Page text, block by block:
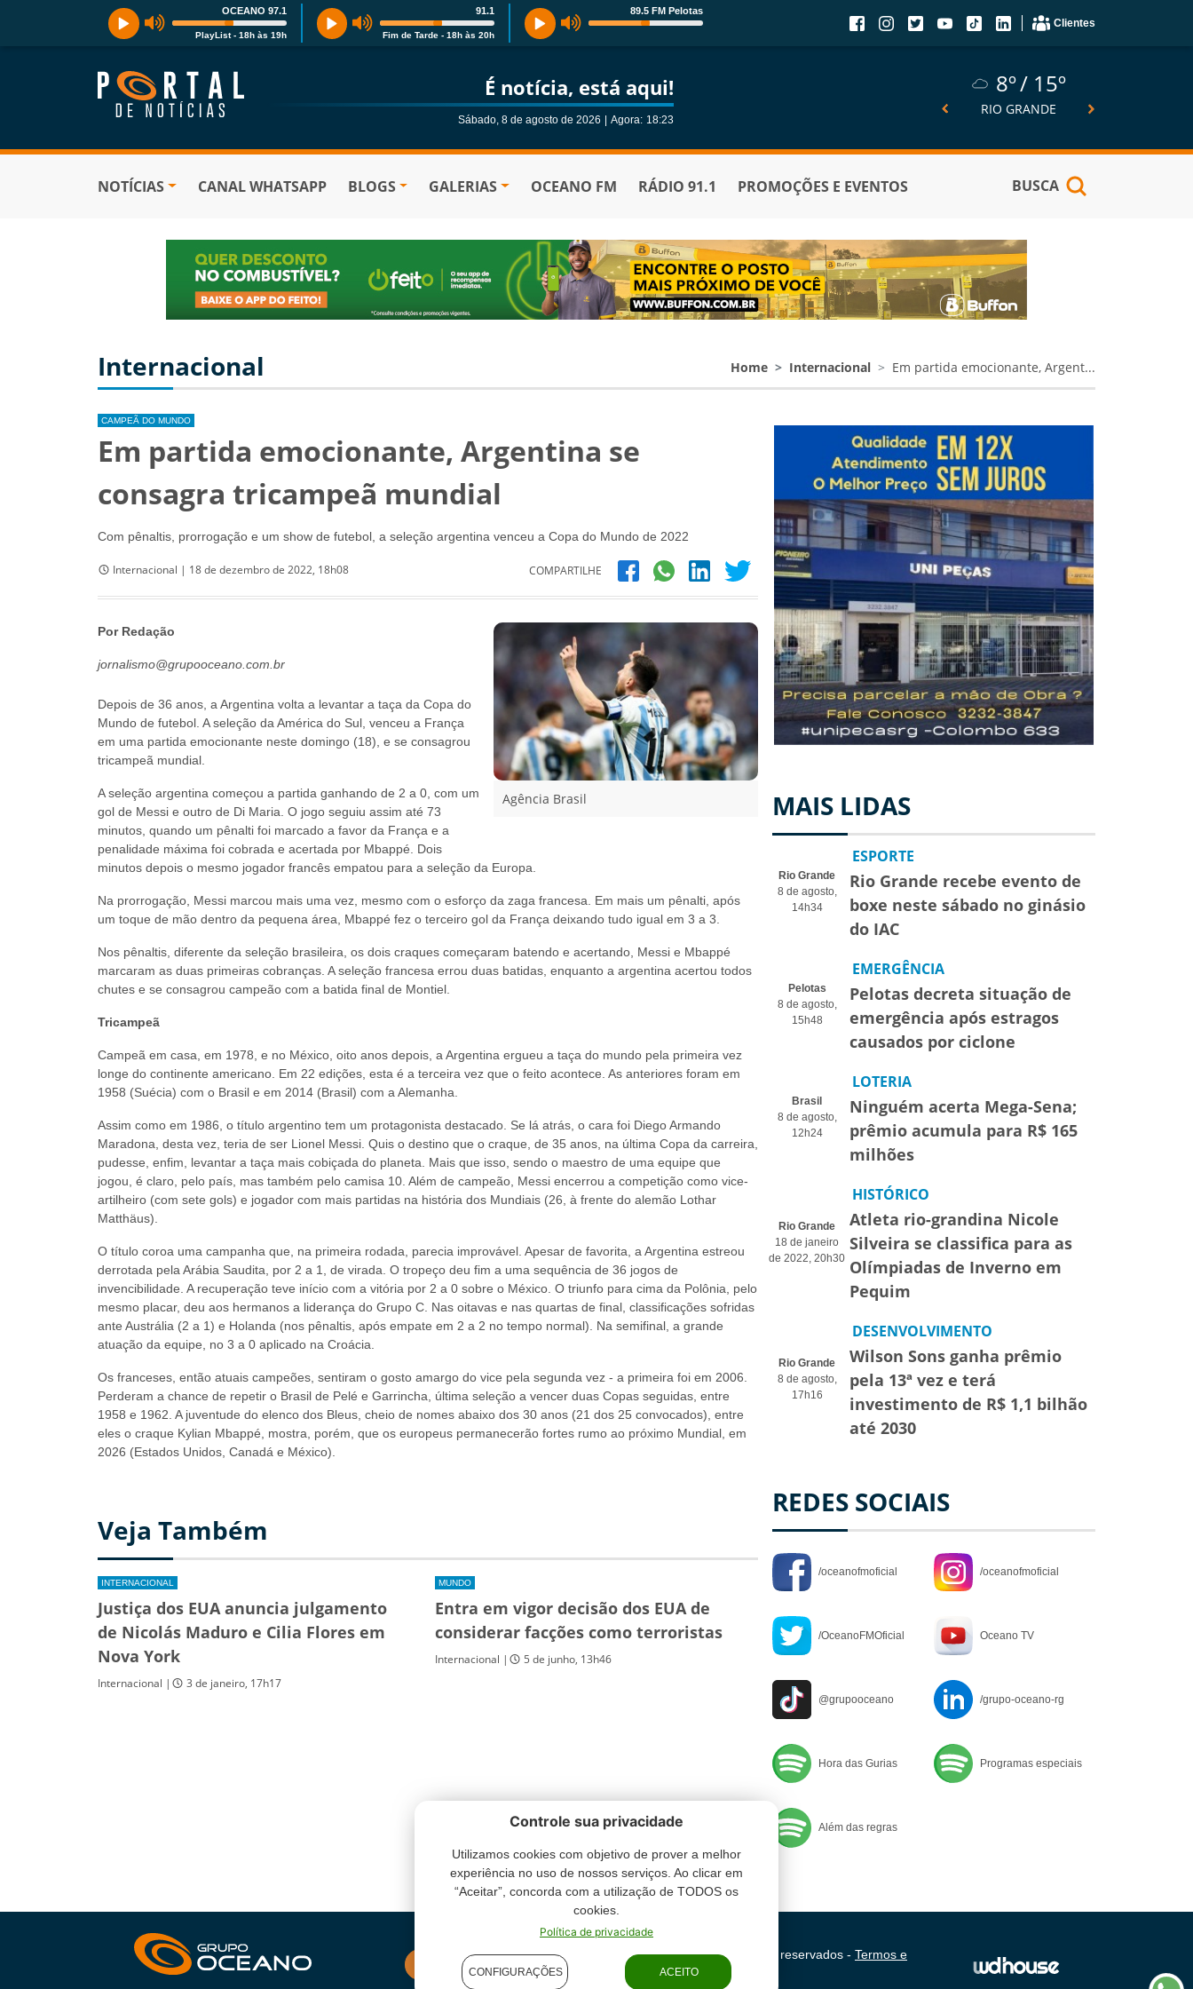
OCEANO 97.1
PlayList - 18h às 19h
91.1
Fim de Tarde - 18h às 20h
89.5 FM Pelotas
Clientes
É notícia, está aqui!
Sábado, 8 de agosto de 2026 | Agora: 18:23
8º 15º
RIO GRANDE
NOTÍCIAS CANAL WHATSAPP BLOGS GALERIAS OCEANO FM RÁDIO 91.1 PROMOÇÕES E EVENTOS BUSCA
Internacional Home Internacional Em partida emocionante, Argent...
CAMPEÃ DO MUNDO
Em partida emocionante, Argentina se
consagra tricampeã mundial
Com pênaltis, prorrogação e um show de futebol, a seleção argentina venceu a Copa do Mundo de 2022
Internacional | 18 de dezembro de 2022, 18h08 COMPARTILHE
Agência Brasil
Por Redação
jornalismo@grupooceano.com.br
Depois de 36 anos, a Argentina volta a levantar a taça da Copa do
Mundo de futebol. A seleção da América do Sul, venceu a França
em uma partida emocionante neste domingo (18), e se consagrou
tricampeã mundial.
A seleção argentina começou a partida ganhando de 2 a 0, com um
gol de Messi e outro de Di Maria. O jogo seguiu assim até 73
minutos, quando um pênalti foi marcado a favor da França e a
penalidade máxima foi cobrada e acertada por Mbappé. Dois
minutos depois o mesmo jogador francês empatou para a seleção da Europa.
Na prorrogação, Messi marcou mais uma vez, mesmo com o esforço da zaga francesa. Em mais um pênalti, após
um toque de mão dentro da pequena área, Mbappé fez o terceiro gol da França deixando tudo igual em 3 a 3.
Nos pênaltis, diferente da seleção brasileira, os dois craques começaram batendo e acertando, Messi e Mbappé
marcaram as duas primeiras cobranças. A seleção francesa errou duas batidas, enquanto a argentina acertou todos
chutes e se consagrou campeão com a batida final de Montiel.
Tricampeã
Campeã em casa, em 1978, e no México, oito anos depois, a Argentina ergueu a taça do mundo pela primeira vez
longe do continente americano. Em 22 edições, esta é a terceira vez que o feito acontece. As anteriores foram em
1958 (Suécia) com o Brasil e em 2014 (Brasil) com a Alemanha.
Assim como em 1986, o título argentino tem um protagonista destacado. Se lá atrás, o cara foi Diego Armando
Maradona, desta vez, teria de ser Lionel Messi. Quis o destino que o craque, de 35 anos, na última Copa da carreira,
pudesse, enfim, levantar a taça mais cobiçada do planeta. Mais que isso, sendo o maestro de uma equipe que
jogou, é claro, pelo país, mas também pelo camisa 10. Além de campeão, Messi encerrou a competição como vice-
artilheiro (com sete gols) e jogador com mais partidas na história dos Mundiais (26, à frente do alemão Lothar
Matthäus).
O título coroa uma campanha que, na primeira rodada, parecia improvável. Apesar de favorita, a Argentina estreou
derrotada pela Arábia Saudita, por 2 a 1, de virada. O tropeço deu fim a uma sequência de 36 jogos de
invencibilidade. A recuperação teve início com a vitória por 2 a 0 sobre o México. O triunfo para cima da Polônia, pelo
mesmo placar, deu aos hermanos a liderança do Grupo C. Nas oitavas e nas quartas de final, classificações sofridas
ante Austrália (2 a 1) e Holanda (nos pênaltis, após empate em 2 a 2 no tempo normal). Na semifinal, a grande
atuação da equipe, no 3 a 0 aplicado na Croácia.
Os franceses, então atuais campeões, sentiram o gosto amargo do vice pela segunda vez - a primeira foi em 2006.
Perderam a chance de repetir o Brasil de Pelé e Garrincha, última seleção a vencer duas Copas seguidas, entre
1958 e 1962. A juventude do elenco dos Bleus, cheio de nomes abaixo dos 30 anos (21 dos 25 convocados), entre
eles o craque Kylian Mbappé, mostra, porém, que os europeus permanecerão fortes rumo ao próximo Mundial, em
2026 (Estados Unidos, Canadá e México).
Veja Também
INTERNACIONAL
Justiça dos EUA anuncia julgamento
de Nicolás Maduro e Cilia Flores em
Nova York
Internacional | 3 de janeiro, 17h17
MUNDO
Entra em vigor decisão dos EUA de
considerar facções como terroristas
Internacional | 5 de junho, 13h46
MAIS LIDAS
Rio Grande
8 de agosto,
14h34
ESPORTE
Rio Grande recebe evento de
boxe neste sábado no ginásio
do IAC
Pelotas
8 de agosto,
15h48
EMERGÊNCIA
Pelotas decreta situação de
emergência após estragos
causados por ciclone
Brasil
8 de agosto,
12h24
LOTERIA
Ninguém acerta Mega-Sena;
prêmio acumula para R$ 165
milhões
Rio Grande
18 de janeiro
de 2022, 20h30
HISTÓRICO
Atleta rio-grandina Nicole
Silveira se classifica para as
Olímpiadas de Inverno em
Pequim
Rio Grande
8 de agosto,
17h16
DESENVOLVIMENTO
Wilson Sons ganha prêmio
pela 13ª vez e terá
investimento de R$ 1,1 bilhão
até 2030
REDES SOCIAIS
/oceanofmoficial /oceanofmoficial
/OceanoFMOficial Oceano TV
@grupooceano /grupo-oceano-rg
Hora das Gurias Programas especiais
Além das regras
INSTITUCIONAL
Grupo Oceano - Todos direitos reservados - Termos e
condições de uso
Controle sua privacidade
Utilizamos cookies com objetivo de prover a melhor
experiência no uso de nossos serviços. Ao clicar em
“Aceitar”, concorda com a utilização de TODOS os
cookies.
Política de privacidade
CONFIGURAÇÕES ACEITO